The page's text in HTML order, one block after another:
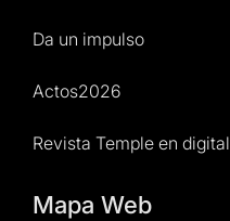
Da un impulso
Actos2026
Revista Temple en digital
Mapa Web